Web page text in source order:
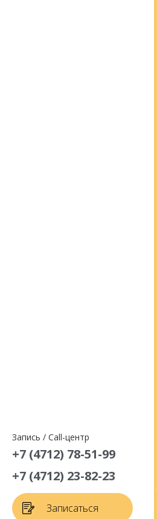
Запись / Call-центр
+7 (4712) 78-51-99
+7 (4712) 23-82-23
Записаться